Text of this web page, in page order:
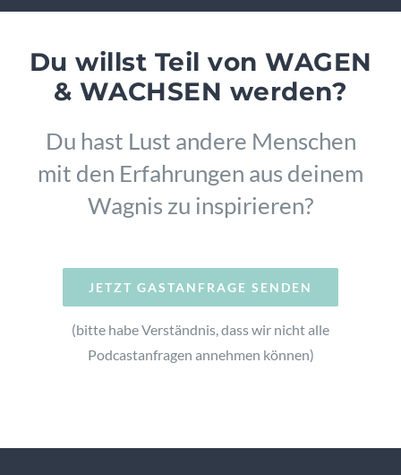
Du willst Teil von WAGEN
& WACHSEN werden?
Du hast Lust andere Menschen
mit den Erfahrungen aus deinem
Wagnis zu inspirieren?
JETZT GASTANFRAGE SENDEN
(bitte habe Verständnis, dass wir nicht alle
Podcastanfragen annehmen können)